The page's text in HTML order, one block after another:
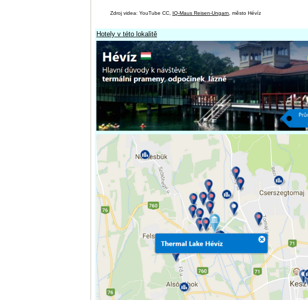
Zdroj videa: YouTube CC, IQ-Maus Reisen-Ungarn , město Hévíz
Hotely v této lokalitě